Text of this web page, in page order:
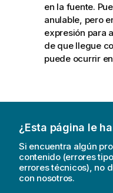
en la fuente.
anulable, pero
expresión para
de que llegue
puede ocurrir
¿Esta página le
Si encuentra algún
contenido (errores
errores técnicos), no
con nosotros.